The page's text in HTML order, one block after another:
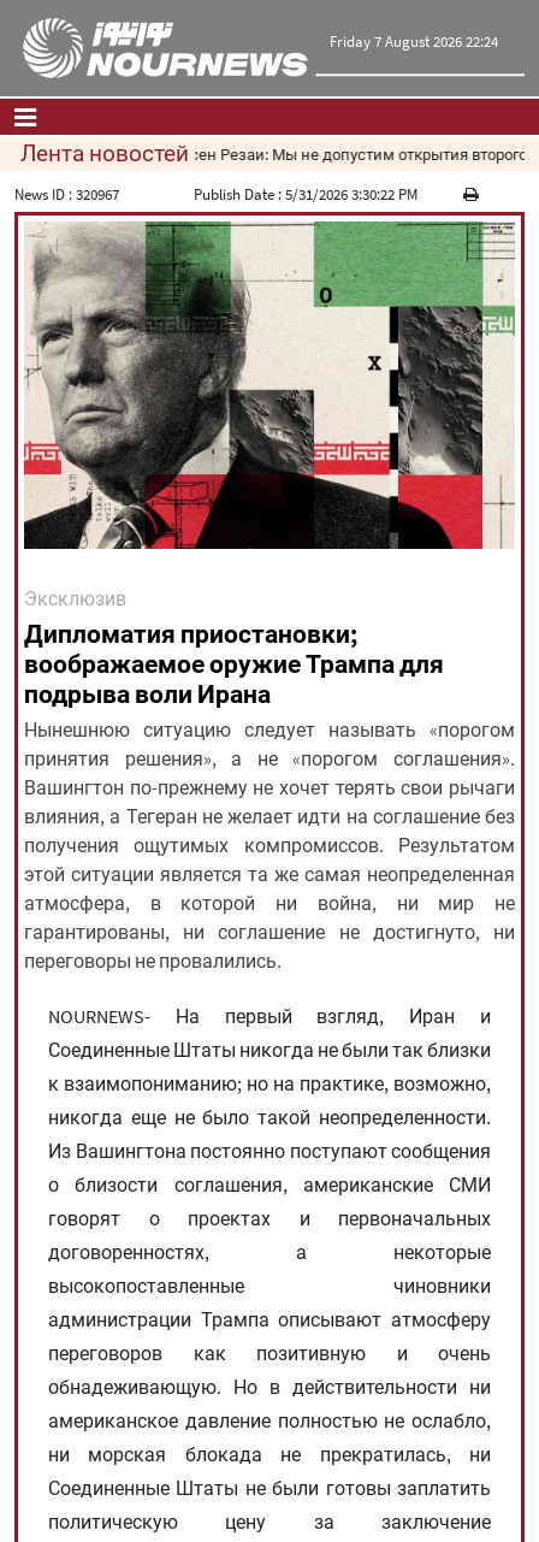
Friday 7 August 2026 22:24
Главная|Контакты|О нас
Новости
Культура и общество
Экономика
Политика
взгляд
Мультимедиа
|فارسی|English|العربیه|
|עברית|русский| |
All rights reserved for NourNews
Copyright © 2021 www.nournews.ir
Лента новостейМохсен Резаи: Мы не допустим открытия второго
News ID :320967 Publish Date :5/31/2026 3:30:22 PM
Эксклюзив
Дипломатия приостановки;
воображаемое оружие Трампа для
подрыва воли Ирана
Нынешнюю ситуацию следует называть «порогом
принятия решения», а не «порогом соглашения».
Вашингтон по-прежнему не хочет терять свои рычаги
влияния, а Тегеран не желает идти на соглашение без
получения ощутимых компромиссов. Результатом
этой ситуации является та же самая неопределенная
атмосфера, в которой ни война, ни мир не
гарантированы, ни соглашение не достигнуто, ни
переговоры не провалились.
NOURNEWS- На первый взгляд, Иран и
Соединенные Штаты никогда не были так близки
к взаимопониманию; но на практике, возможно,
никогда еще не было такой неопределенности.
Из Вашингтона постоянно поступают сообщения
о близости соглашения, американские СМИ
говорят о проектах и ​​первоначальных
договоренностях, а некоторые
высокопоставленные чиновники
администрации Трампа описывают атмосферу
переговоров как позитивную и очень
обнадеживающую. Но в действительности ни
американское давление полностью не ослабло,
ни морская блокада не прекратилась, ни
Соединенные Штаты не были готовы заплатить
политическую цену за заключение